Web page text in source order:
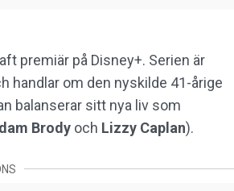
premiär på Disney+. Serien är
handlar om den nyskilde 41-årige
balanserar sitt nya liv som
Brody och Lizzy Caplan).